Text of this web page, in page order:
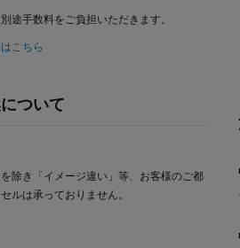
途手数料をご負担いただきます。
こちら
ついて
除き「イメージ違い」等、お客様のご都
ルは承っておりません。